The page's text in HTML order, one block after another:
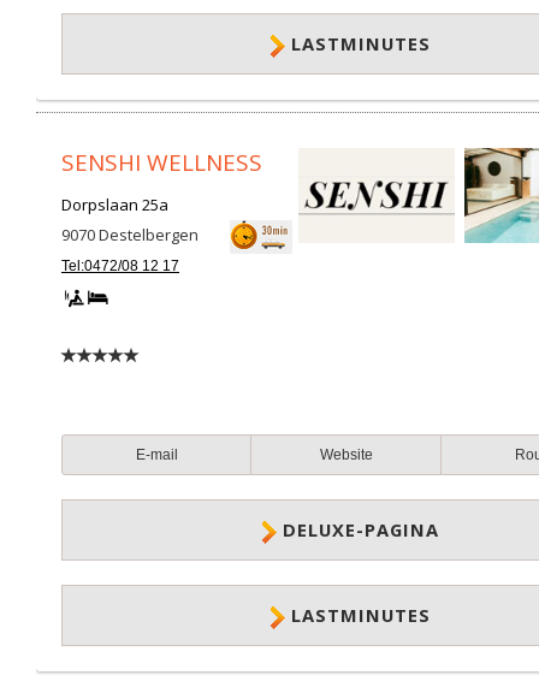
LASTMINUTES
SENSHI WELLNESS
Dorpslaan 25a
9070Destelbergen
Tel:0472/08 12 17
E-mail Website
DELUXE-PAGINA
LASTMINUTES